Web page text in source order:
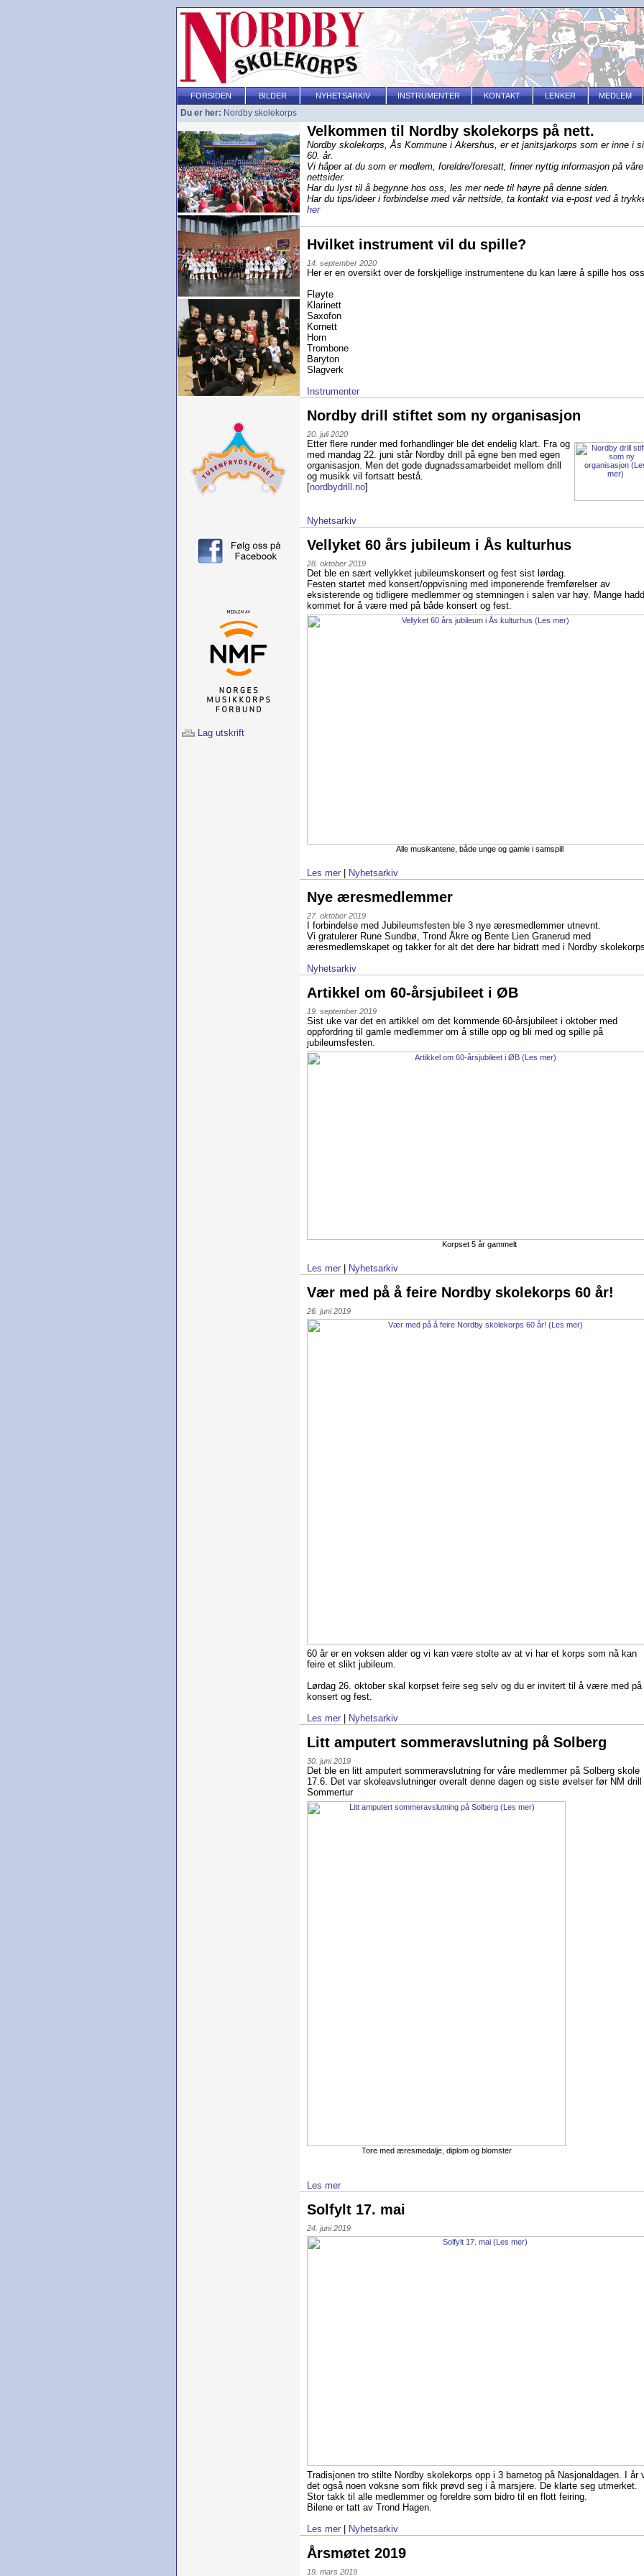
FORSIDEN BILDER NYHETSARKIV INSTRUMENTER KONTAKT LENKER MEDLEM
Du er her: Nordby skolekorps
Lag utskrift
Velkommen til Nordby skolekorps på nett.
Nordby skolekorps, Ås Kommune i Akershus, er et janitsjarkorps som er inne i
60. år.
Vi håper at du som er medlem, foreldre/foresatt, finner nyttig informasjon på våre
nettsider.
Har du lyst til å begynne hos oss, les mer nede til høyre på denne siden.
Har du tips/ideer i forbindelse med vår nettside, ta kontakt via e-post ved å
her
Hvilket instrument vil du spille?
14. september 2020
Her er en oversikt over de forskjellige instrumentene du kan lære å spille hos
Fløyte
Klarinett
Saxofon
Kornett
Horn
Trombone
Baryton
Slagverk
Instrumenter
Nordby drill stiftet som ny organisasjon
20. juli 2020
Etter flere runder med forhandlinger ble det endelig klart. Fra og
med mandag 22. juni står Nordby drill på egne ben med egen
organisasjon. Men det gode dugnadssamarbeidet mellom drill
og musikk vil fortsatt bestå.
[nordbydrill.no]
Nyhetsarkiv
Vellyket 60 års jubileum i Ås kulturhus
28. oktober 2019
Det ble en sært vellykket jubileumskonsert og fest sist lørdag.
Festen startet med konsert/oppvisning med imponerende fremførelser av
eksisterende og tidligere medlemmer og stemningen i salen var høy. Mange
kommet for å være med på både konsert og fest.
Alle musikantene, både unge og gamle i samspill
Les mer Nyhetsarkiv
Nye æresmedlemmer
27. oktober 2019
I forbindelse med Jubileumsfesten ble 3 nye æresmedlemmer utnevnt.
Vi gratulerer Rune Sundbø, Trond Åkre og Bente Lien Granerud med
æresmedlemskapet og takker for alt det dere har bidratt med i Nordby
Nyhetsarkiv
Artikkel om 60-årsjubileet i ØB
19. september 2019
Sist uke var det en artikkel om det kommende 60-årsjubileet i oktober med
oppfordring til gamle medlemmer om å stille opp og bli med og spille på
jubileumsfesten.
Korpset 5 år gammelt
Les mer Nyhetsarkiv
Vær med på å feire Nordby skolekorps 60 år!
26. juni 2019
60 år er en voksen alder og vi kan være stolte av at vi har et korps som nå kan
feire et slikt jubileum.
Lørdag 26. oktober skal korpset feire seg selv og du er invitert til å være med på
konsert og fest.
Les mer
Nyhetsarkiv
Litt amputert sommeravslutning på Solberg
30. juni 2019
Det ble en litt amputert sommeravslutning for våre medlemmer på Solberg skole
17.6. Det var skoleavslutninger overalt denne dagen og siste øvelser før NM drill
Sommertur
Tore med æresmedalje, diplom og blomster
Les mer
Solfylt 17. mai
24. juni 2019
Tradisjonen tro stilte Nordby skolekorps opp i 3 barnetog på Nasjonaldagen. I år
det også noen voksne som fikk prøvd seg i å marsjere. De klarte seg utmerket.
Stor takk til alle medlemmer og foreldre som bidro til en flott feiring.
Bilene er tatt av Trond Hagen.
Les mer
Nyhetsarkiv
Årsmøtet 2019
19. mars 2019